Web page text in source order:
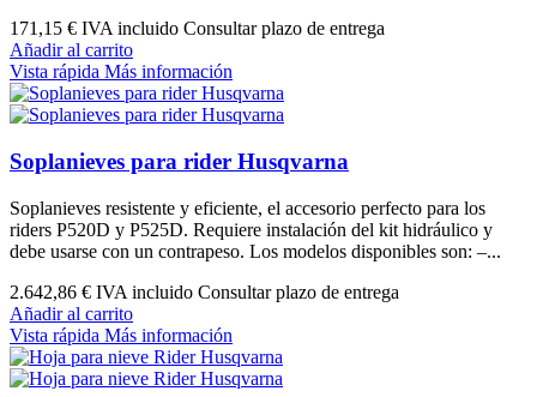
171,15 € IVA incluido Consultar plazo de entrega
Añadir al carrito
Vista rápida Más información
Soplanieves para rider Husqvarna
Soplanieves resistente y eficiente, el accesorio perfecto para los
riders P520D y P525D. Requiere instalación del kit hidráulico y
debe usarse con un contrapeso. Los modelos disponibles son: –...
2.642,86 € IVA incluido Consultar plazo de entrega
Añadir al carrito
Vista rápida Más información